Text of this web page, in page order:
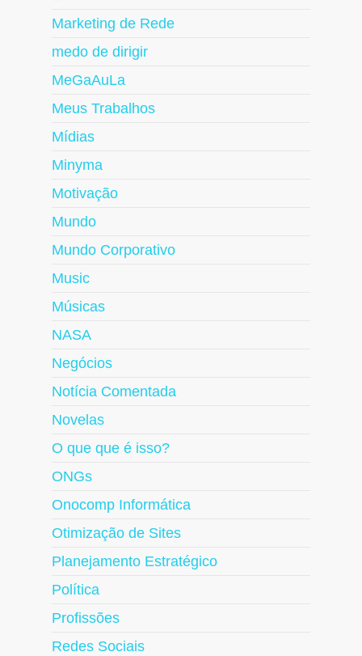
Marketing de Rede
medo de dirigir
MeGaAuLa
Meus Trabalhos
Mídias
Minyma
Motivação
Mundo
Mundo Corporativo
Music
Músicas
NASA
Negócios
Notícia Comentada
Novelas
O que que é isso?
ONGs
Onocomp Informática
Otimização de Sites
Planejamento Estratégico
Política
Profissões
Redes Sociais